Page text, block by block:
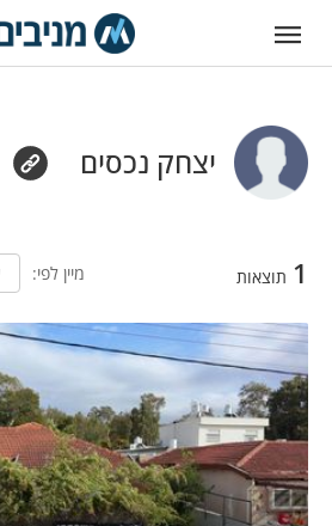
יצחק נכסים
1 תוצאות מיין לפי: